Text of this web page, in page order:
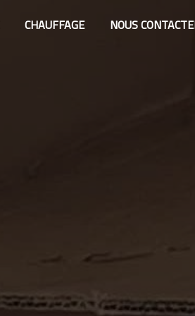
CHAUFFAGE NOUS